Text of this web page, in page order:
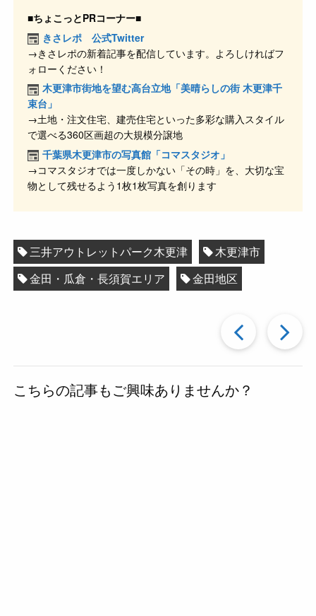
c
e
b
o
o
k
e e
n
a
■ちょこっとPRコーナー■
きさレポ 公式Twitter
→きさレポの新着記事を配信しています。よろしければフ
ォローください！
木更津市街地を望む高台立地「美晴らしの街 木更津千
束台」
→土地・注文住宅、建売住宅といった多彩な購入スタイル
で選べる360区画超の大規模分譲地
千葉県木更津市の写真館「コマスタジオ」
→コマスタジオでは一度しかない「その時」を、大切な宝
物として残せるよう1枚1枚写真を創ります
三井アウトレットパーク木更津
木更津市
金田・瓜倉・長須賀エリア
金田地区
過
去
こちらの記事もご興味ありませんか？